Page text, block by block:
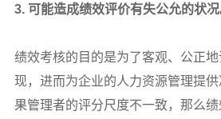
3. 可能造成绩效评价有失公允的状况
绩效考核的目的是为了客观、公正
现，进而为企业的人力资源管理提
果管理者的评分尺度不一致，那么